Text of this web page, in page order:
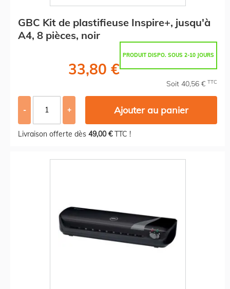
GBC Kit de plastifieuse Inspire+, jusqu'à
A4, 8 pièces, noir
PRODUIT DISPO. SOUS 2-10 JOURS
33,80 €
Soit 40,56 € TTC
- + Ajouter au panier
Livraison offerte dès 49,00 €TTC !